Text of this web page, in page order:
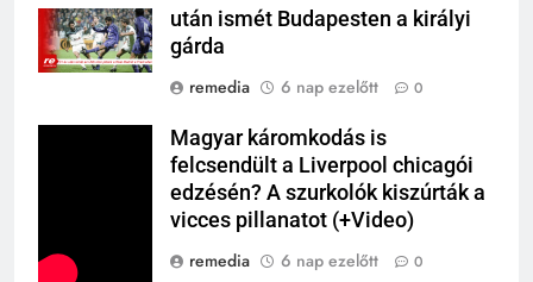
után ismét Budapesten a királyi
gárda
remedia
6 nap ezelőtt 0
Magyar káromkodás is
felcsendült a Liverpool chicagói
edzésén? A szurkolók kiszúrták a
vicces pillanatot (+Video)
remedia
6 nap ezelőtt 0